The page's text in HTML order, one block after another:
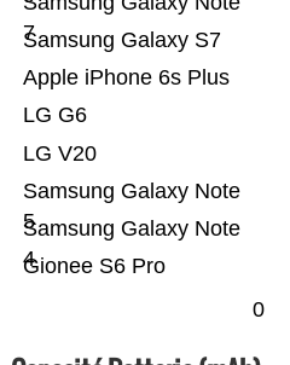
Gionee S6 Pro
Samsung Galaxy Note
4
Samsung Galaxy Note
5
LG V20
LG G6
Apple iPhone 6s Plus
Samsung Galaxy S7
7
0